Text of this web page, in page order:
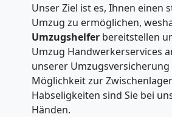
Unser Ziel ist es, Ihnen einen
Umzug zu ermöglichen,
Umzugshelfer bereitstellen
Umzug Handwerkerservices
unserer
Möglichkeit zur
Habseligkeiten sind Sie bei
Händen.
Nationaler
Umzug